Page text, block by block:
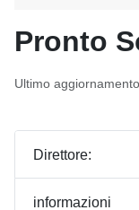
Pronto
Ultimo
Direttore:
informazioni